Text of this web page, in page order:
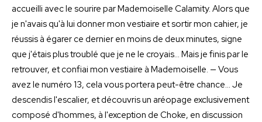
accueilli avec le sourire par Mademoiselle Calamity. Alors que
je n'avais qu'à lui donner mon vestiaire et sortir mon cahier, je
réussis à égarer ce dernier en moins de deux minutes, signe
que j'étais plus troublé que je ne le croyais… Mais je finis par le
retrouver, et confiai mon vestiaire à Mademoiselle. — Vous
avez le numéro 13, cela vous portera peut-être chance… Je
descendis l'escalier, et découvris un aréopage exclusivement
composé d'hommes, à l'exception de Choke, en discussion